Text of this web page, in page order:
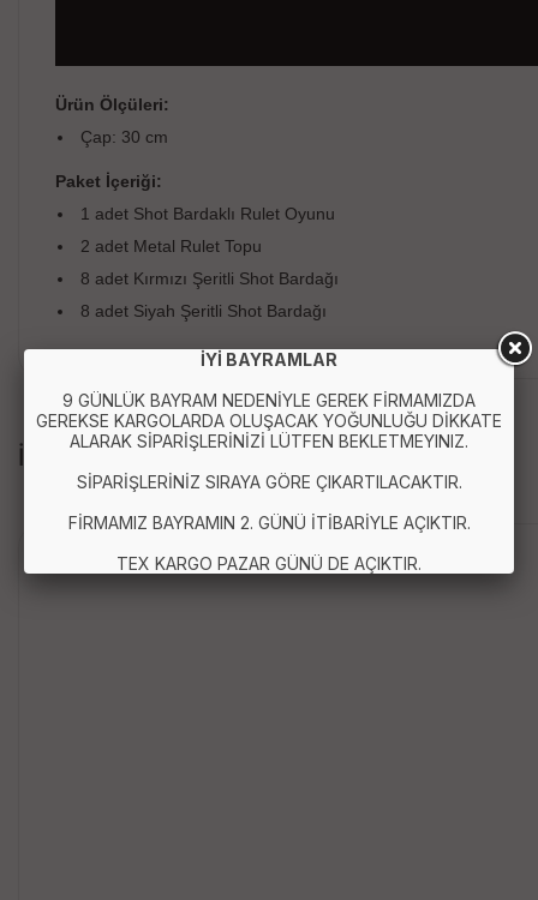
Ürün Ölçüleri:
Çap: 30 cm
Paket İçeriği:
1 adet Shot Bardaklı Rulet Oyunu
2 adet Metal Rulet Topu
8 adet Kırmızı Şeritli Shot Bardağı
8 adet Siyah Şeritli Shot Bardağı
İLGİLİ ÜRÜNLER
İYİ BAYRAMLAR
9 GÜNLÜK BAYRAM NEDENİYLE GEREK FİRMAMIZDA
GEREKSE KARGOLARDA OLUŞACAK YOĞUNLUĞU DİKKATE
ALARAK SİPARİŞLERİNİZİ LÜTFEN BEKLETMEYINIZ.
SİPARİŞLERİNİZ SIRAYA GÖRE ÇIKARTILACAKTIR.
FİRMAMIZ BAYRAMIN 2. GÜNÜ İTİBARİYLE AÇIKTIR.
TEX KARGO PAZAR GÜNÜ DE AÇIKTIR.